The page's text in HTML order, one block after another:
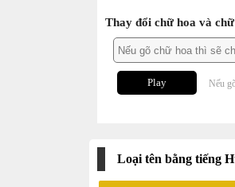
Thay đổi chữ hoa và
Play Nếu
Loại tên bằng tiếng